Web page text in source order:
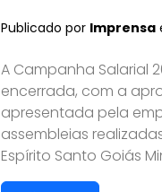
Publicado por Imprensa
A Campanha Salarial
encerrada, com a
apresentada pela
assembleias
Espírito Santo Goiás